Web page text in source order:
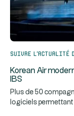
Suivre l’actualité
Korean Air
IBS
Plus de 50
logiciels